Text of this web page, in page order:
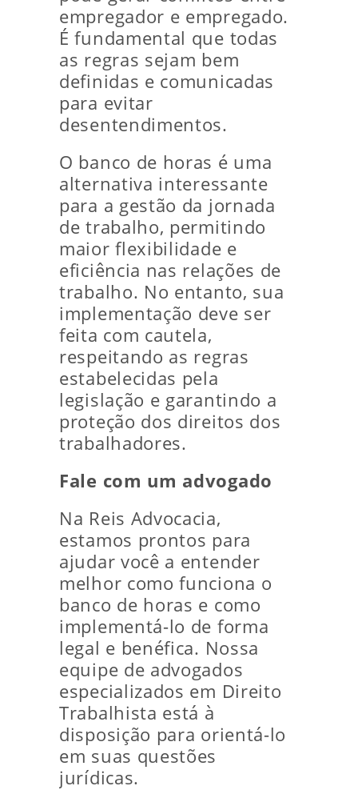
empregador e empregado.
É fundamental que todas
as regras sejam bem
definidas e comunicadas
para evitar
desentendimentos.
O banco de horas é uma
alternativa interessante
para a gestão da jornada
de trabalho, permitindo
maior flexibilidade e
eficiência nas relações de
trabalho. No entanto, sua
implementação deve ser
feita com cautela,
respeitando as regras
estabelecidas pela
legislação e garantindo a
proteção dos direitos dos
trabalhadores.
Fale com um advogado
Na Reis Advocacia,
estamos prontos para
ajudar você a entender
melhor como funciona o
banco de horas e como
implementá-lo de forma
legal e benéfica. Nossa
equipe de advogados
especializados em Direito
Trabalhista está à
disposição para orientá-lo
em suas questões
jurídicas.